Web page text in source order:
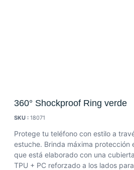
360° Shockproof Ring verde
SKU : 18071
Protege tu teléfono con estilo a
estuche. Brinda máxima protección
que está elaborado con una
TPU + PC reforzado a los lados